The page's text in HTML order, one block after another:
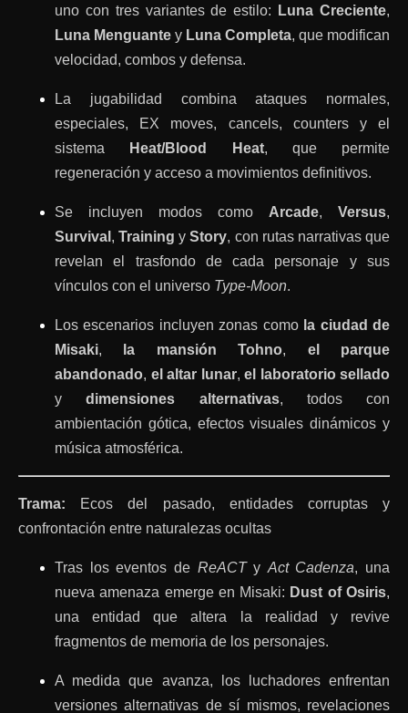
uno con tres variantes de estilo:
Luna Creciente,
Luna Menguante y Luna Completa, que modifican
velocidad, combos y defensa.
La jugabilidad combina ataques normales,
especiales, EX moves, cancels, counters y el
sistema
Heat/Blood Heat, que permite
regeneración y acceso a movimientos definitivos.
Se incluyen modos como Arcade, Versus,
Survival ,Training yStory, con rutas narrativas que
revelan el trasfondo de cada personaje y sus
vínculos con el universo Type-Moon.
Los escenarios incluyen zonas como la ciudad de
Misaki, la mansión Tohno, el parque
abandonado, el altar lunar, el laboratorio sellado
ydimensiones alternativas, todos con
ambientación gótica, efectos visuales dinámicos y
música atmosférica.
Trama: Ecos del pasado, entidades corruptas y
confrontación entre naturalezas ocultas
Tras los eventos de ReACTy Act Cadenza, una
nueva amenaza emerge en Misaki: Dust of Osiris,
una entidad que altera la realidad y revive
fragmentos de memoria de los personajes.
A medida que avanza, los luchadores enfrentan
versiones alternativas de sí mismos, revelaciones